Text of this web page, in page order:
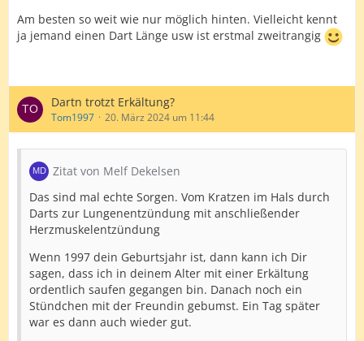
Am besten so weit wie nur möglich hinten. Vielleicht kennt
ja jemand einen Dart Länge usw ist erstmal zweitrangig
Dartn trotzt Erkältung?
Tom1997 20. März 2024 um 11:44
Zitat von Melf Dekelsen
Das sind mal echte Sorgen. Vom Kratzen im Hals durch
Darts zur Lungenentzündung mit anschließender
Herzmuskelentzündung
Wenn 1997 dein Geburtsjahr ist, dann kann ich Dir
sagen, dass ich in deinem Alter mit einer Erkältung
ordentlich saufen gegangen bin. Danach noch ein
Stündchen mit der Freundin gebumst. Ein Tag später
war es dann auch wieder gut.